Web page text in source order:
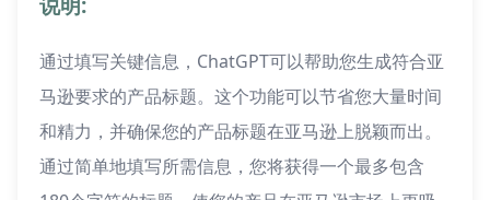
通过填写关键信息，ChatGPT可以帮助您生成符合亚
马逊要求的产品标题。这个功能可以节省您大量时间
和精力，并确保您的产品标题在亚马逊上脱颖而出。
通过简单地填写所需信息，您将获得一个最多包含